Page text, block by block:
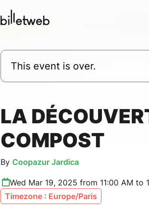
This event is over.
LA
COMPOST
By Coopazur Jardica
Wed Mar 19, 2025 from 11:00 AM to
Timezone : Europe/Paris